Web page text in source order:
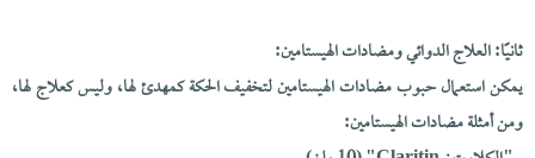
ثانيًا: العلاج الدوائي ومضادات الهيستامين:
يمكن استعمال حبوب مضادات الهيستامين لتخفيف الحكة كمهدئ لها، وليس كعلاج لها،
ومن أمثلة مضادات الهيستامين: